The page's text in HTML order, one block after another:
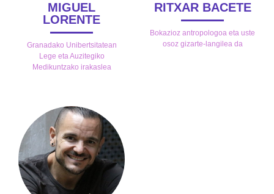
MIGUEL
LORENTE
Granadako Unibertsitatean
Lege eta Auzitegiko
Medikuntzako irakaslea
RITXAR BACETE
Bokazioz antropologoa eta uste
osoz gizarte-langilea da